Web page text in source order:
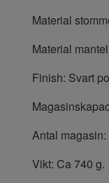
Material
Material
Finish: Svart
Antal magasin:
Vikt: Ca 740 g.